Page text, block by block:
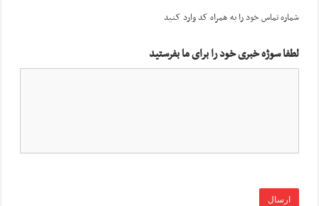
شماره تماس خود را به همراه کد وارد کنید
لطفا سوژه خبری خود را برای ما بفرستید